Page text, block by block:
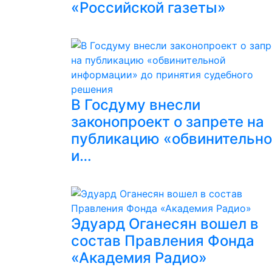
«Российской газеты»
В Госдуму внесли
законопроект о запрете на
публикацию
и…
Эдуард Оганесян вошел в
состав Правления Фонда
«Академия Радио»